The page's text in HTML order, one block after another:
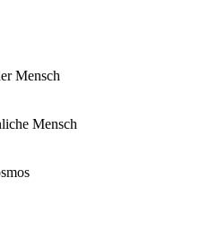
Mensch
Mensch